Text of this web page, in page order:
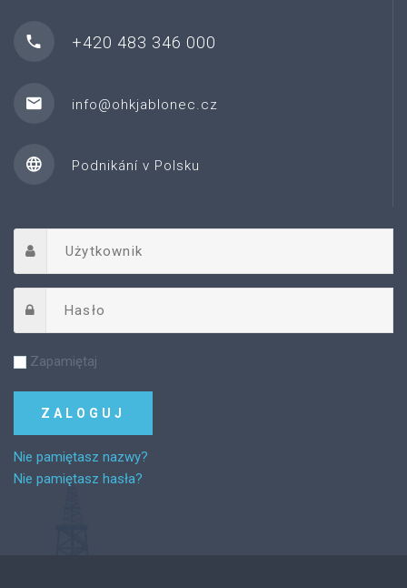
+420 483 346 000
info@ohkjablonec.cz
Podnikání v Polsku
Zapamiętaj
Nie pamiętasz nazwy?
Nie pamiętasz hasła?